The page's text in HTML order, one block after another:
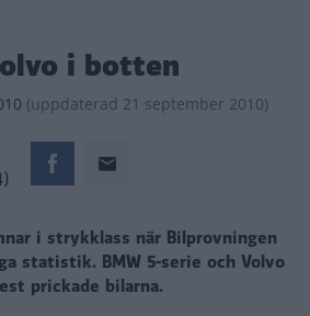
i botten
(uppdaterad 21 september 2010)
i strykklass när Bilprovningen
statistik. BMW 5-serie och Volvo
prickade bilarna.